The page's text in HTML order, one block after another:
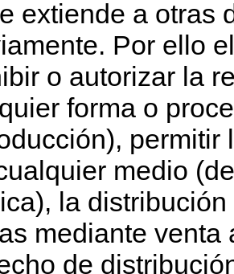
extiende a otras
Por ello
o autorizar la
forma o
medio
la
mediante venta
de